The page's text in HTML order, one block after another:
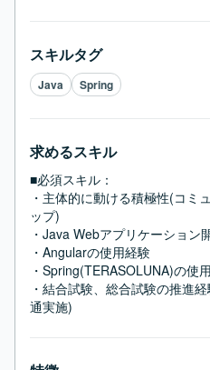
スキルタグ
Java Spring
求めるスキル
■必須スキル：
・主体的に動ける積極性(コミ
ップ)
・Java Webアプリケーション
・Angularの使用経験
・Spring(TERASOLUNA)の使
・結合試験、総合試験の推進
通実施)